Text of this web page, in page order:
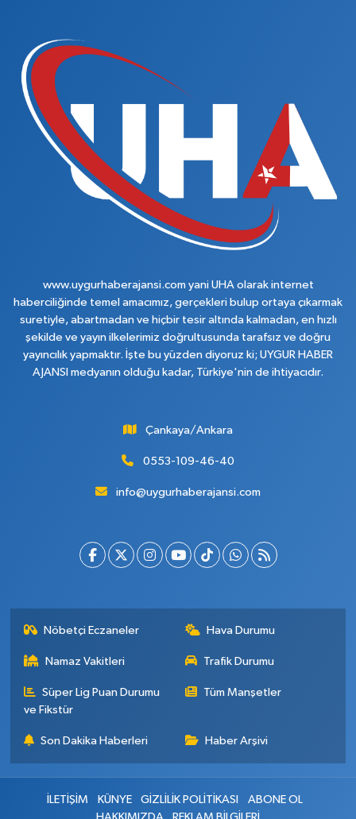
www.uygurhaberajansi.com yani UHA olarak internet
haberciliğinde temel amacımız, gerçekleri bulup ortaya çıkarmak
suretiyle, abartmadan ve hiçbir tesir altında kalmadan, en hızlı
şekilde ve yayın ilkelerimiz doğrultusunda tarafsız ve doğru
yayıncılık yapmaktır. İşte bu yüzden diyoruz ki; UYGUR HABER
AJANSI medyanın olduğu kadar, Türkiye'nin de ihtiyacıdır.
Çankaya/Ankara
0553-109-46-40
info@uygurhaberajansi.com
Nöbetçi Eczaneler Hava Durumu
Namaz Vakitleri Trafik Durumu
Süper Lig Puan Durumu
ve Fikstür
Tüm Manşetler
Son Dakika Haberleri Haber Arşivi
İLETİŞİM KÜNYE GİZLİLİK POLİTİKASI
ABONE OL